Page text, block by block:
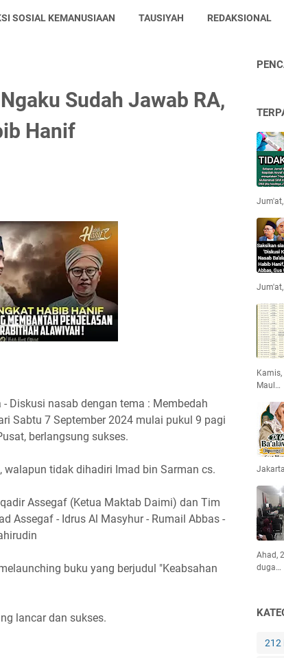
SOSIAL KEMANUSIAAN TAUSIYAH REDAKSIONAL
Sudah Jawab RA,
Hanif
Diskusi nasab dengan tema : Membedah
Sabtu 7 September 2024 mulai pukul 9 pagi
berlangsung sukses.
tidak dihadiri Imad bin Sarman cs.
Assegaf (Ketua Maktab Daimi) dan Tim
Assegaf - Idrus Al Masyhur - Rumail Abbas -
buku yang berjudul "Keabsahan
lancar dan sukses.
Maul…
Ahad,
duga…
212